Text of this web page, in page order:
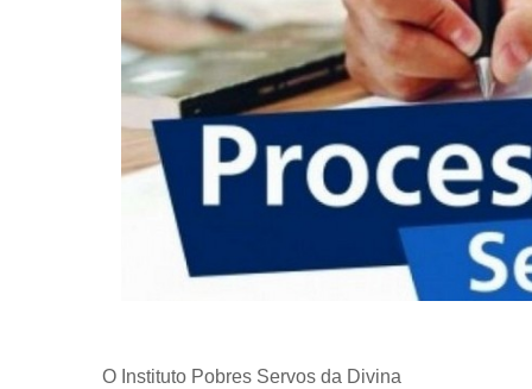
O Instituto Pobres Servos da Divina